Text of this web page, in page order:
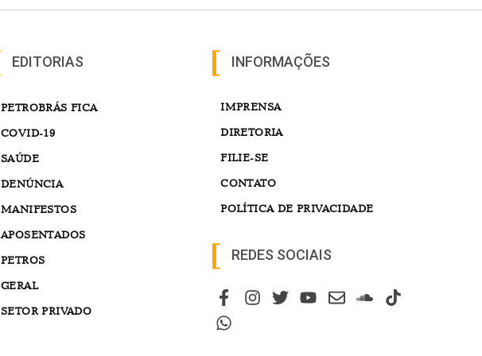
EDITORIAS
PETROBRÁS FICA
COVID-19
SAÚDE
DENÚNCIA
MANIFESTOS
APOSENTADOS
PETROS
GERAL
SETOR PRIVADO
INFORMAÇÕES
IMPRENSA
DIRETORIA
FILIE-SE
CONTATO
POLÍTICA DE PRIVACIDADE
REDES SOCIAIS